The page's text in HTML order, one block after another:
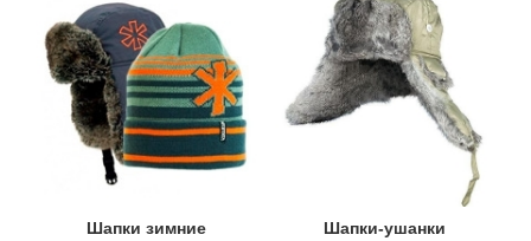
Шапки зимние Шапки-ушанки